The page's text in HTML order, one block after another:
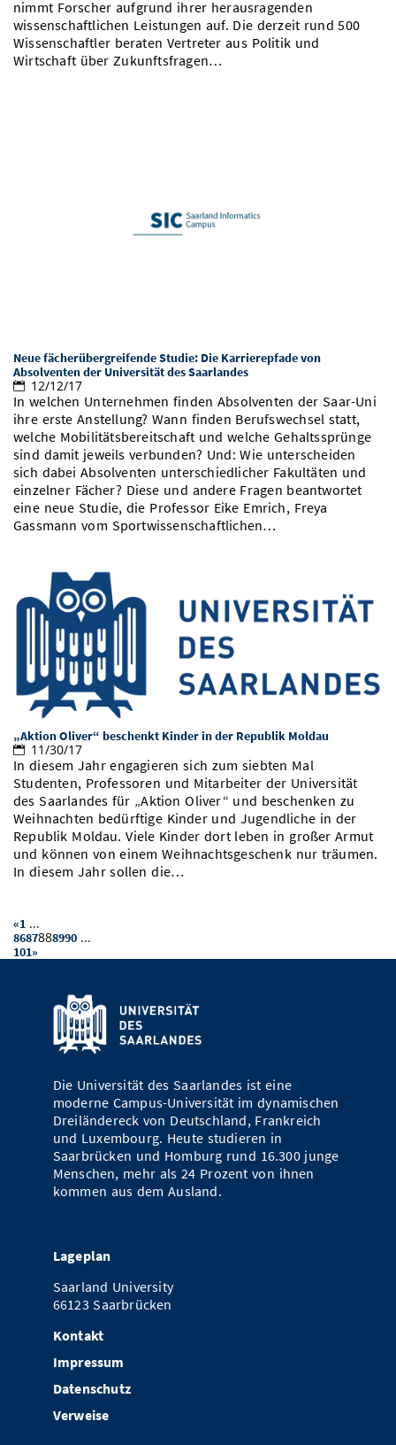
nimmt Forscher aufgrund ihrer herausragenden
wissenschaftlichen Leistungen auf. Die derzeit rund 500
Wissenschaftler beraten Vertreter aus Politik und
Wirtschaft über Zukunftsfragen…
Neue fächerübergreifende Studie: Die Karrierepfade von
Absolventen der Universität des Saarlandes
12/12/17
In welchen Unternehmen finden Absolventen der Saar-Uni
ihre erste Anstellung? Wann finden Berufswechsel statt,
welche Mobilitätsbereitschaft und welche Gehaltssprünge
sind damit jeweils verbunden? Und: Wie unterscheiden
sich dabei Absolventen unterschiedlicher Fakultäten und
einzelner Fächer? Diese und andere Fragen beantwortet
eine neue Studie, die Professor Eike Emrich, Freya
Gassmann vom Sportwissenschaftlichen…
„Aktion Oliver“ beschenkt Kinder in der Republik Moldau
11/30/17
In diesem Jahr engagieren sich zum siebten Mal
Studenten, Professoren und Mitarbeiter der Universität
des Saarlandes für „Aktion Oliver“ und beschenken zu
Weihnachten bedürftige Kinder und Jugendliche in der
Republik Moldau. Viele Kinder dort leben in großer Armut
und können von einem Weihnachtsgeschenk nur träumen.
In diesem Jahr sollen die…
«1 ...
8687888990 ...
101»
Die Universität des Saarlandes ist eine
moderne Campus-Universität im dynamischen
Dreiländereck von Deutschland, Frankreich
und Luxembourg. Heute studieren in
Saarbrücken und Homburg rund 16.300 junge
Menschen, mehr als 24 Prozent von ihnen
kommen aus dem Ausland.
Lageplan
Saarland University
66123 Saarbrücken
Kontakt
Impressum
Datenschutz
Verweise